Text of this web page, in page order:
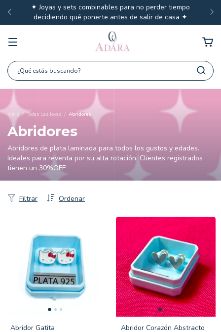
✦ Joyas y sets combinables para no perder tiempo
decidiendo qué ponerte antes de salir de casa ✦
Inicio / Todas Las Joyas / Abridores
Abridores
Abridores de plata laminada para todos los gustos y edades.
Ideales para reventa por su alta rotación. Clientes registrados
tienen un 30%OFF
Ordenar
Filtrar
Abridor Gatita Abridor Corazón Abstracto